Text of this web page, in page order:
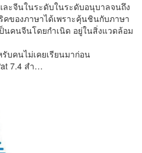
ะจีนในระดับในระดับอนุบาลจนถึง
ของภาษาได้เพราะคุ้นชินกับภาษา
นคนจีนโดยกำเนิด อยู่ในสิ่งแวดล้อม
บคนไม่เคยเรียนมาก่อน
7.4 สำ…